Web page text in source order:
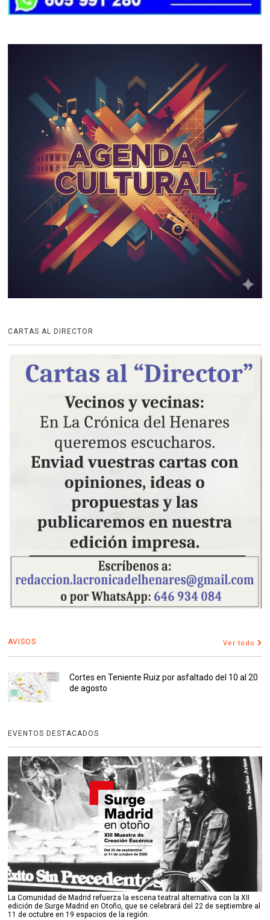
CARTAS AL DIRECTOR
AVISOS Ver todo
Cortes en Teniente Ruiz por asfaltado del 10 al 20
de agosto
EVENTOS DESTACADOS
La Comunidad de Madrid refuerza la escena teatral alternativa con la XII
edición de Surge Madrid en Otoño, que se celebrará del 22 de septiembre al
11 de octubre en 19 espacios de la región.